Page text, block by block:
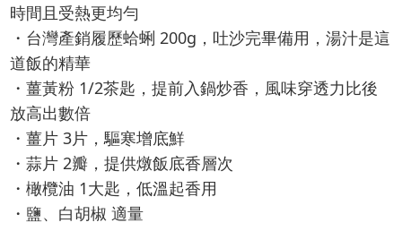
時間且受熱更均勻
・台灣產銷履歷蛤蜊 200g，吐沙完畢備用，湯汁是這
道飯的精華
・薑黃粉 1/2茶匙，提前入鍋炒香，風味穿透力比後
放高出數倍
・薑片 3片，驅寒增底鮮
・蒜片 2瓣，提供燉飯底香層次
・橄欖油 1大匙，低溫起香用
・鹽、白胡椒 適量